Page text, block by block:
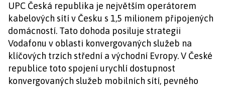
UPC Česká republika je největším operátorem
kabelových sítí v Česku s 1,5 milionem připojených
domácností. Tato dohoda posiluje strategii
Vodafonu v oblasti konvergovaných služeb na
klíčových trzích střední a východní Evropy. V České
republice toto spojení urychlí dostupnost
konvergovaných služeb mobilních sítí, pevného